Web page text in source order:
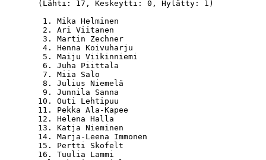
  (Lähti: 17, Keskeytti: 0, Hylätty: 1)
1. Mika Helminen
2. Ari Viitanen
3. Martin Zechner
4. Henna Koivuharju
5. Maiju Viikinniemi
6. Juha Piittala
7. Miia Salo
8. Julius Niemelä
9. Junnila Sanna
10. Outi Lehtipuu
11. Pekka Ala-Kapee
12. Helena Halla
13. Katja Nieminen
14. Marja-Leena Immonen
15. Pertti Skofelt
16. Tuulia Lammi